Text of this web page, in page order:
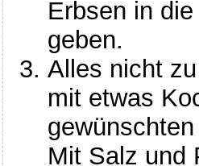
Erbsen in
geben.
Alles nicht
mit etwas
Mit Salz und